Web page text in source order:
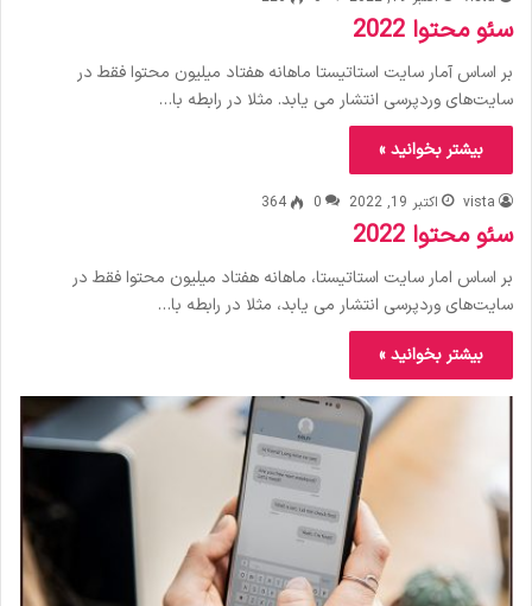
سئو محتوا 2022
بر اساس آمار سایت استاتیستا ماهانه هفتاد میلیون محتوا فقط در
سایت‌های وردپرسی انتشار می یابد. مثلا در رابطه با…
بیشتر بخوانید »
vista اکتبر 19, 2022 0
364
سئو محتوا 2022
بر اساس امار سایت استاتیستا، ماهانه هفتاد میلیون محتوا فقط در
سایت‌های وردپرسی انتشار می یابد، مثلا در رابطه با…
بیشتر بخوانید »